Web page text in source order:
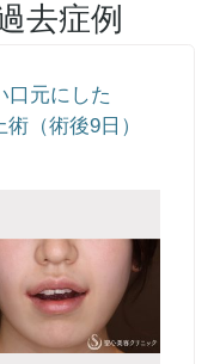
去症例
口元にした
（術後9日）